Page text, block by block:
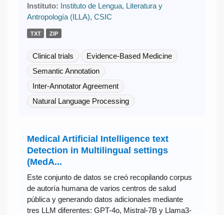
Instituto: Instituto de Lengua, Literatura y
Antropología (ILLA), CSIC
TXT ZIP
Clinical trials
Evidence-Based Medicine
Semantic Annotation
Inter-Annotator Agreement
Natural Language Processing
Medical Artificial Intelligence text
Detection in Multilingual settings
(MedA...
Este conjunto de datos se creó recopilando corpus
de autoría humana de varios centros de salud
pública y generando datos adicionales mediante
tres LLM diferentes: GPT-4o, Mistral-7B y Llama3-